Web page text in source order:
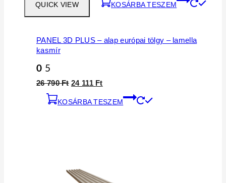
QUICK VIEW KOSÁRBA TESZEM
PANEL 3D PLUS – alap európai tölgy – lamella
kasmír
0 5
26 790Ft 24 111 Ft
KOSÁRBA TESZEM